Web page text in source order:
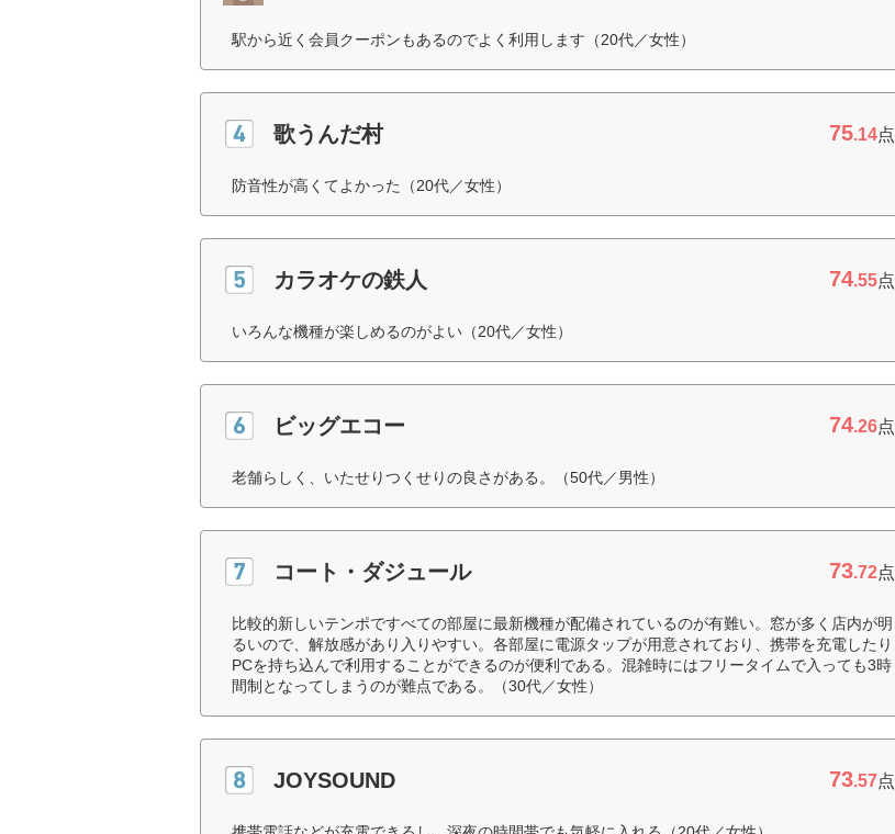
駅から近く会員クーポンもあるのでよく利用します（20代／女性）
歌うんだ村 75.14点
防音性が高くてよかった（20代／女性）
カラオケの鉄人 74.55点
いろんな機種が楽しめるのがよい（20代／女性）
ビッグエコー 74.26点
老舗らしく、いたせりつくせりの良さがある。（50代／男性）
コート・ダジュール 73.72点
比較的新しいテンポですべての部屋に最新機種が配備されているのが有難い。窓が多く店内が明
るいので、解放感があり入りやすい。各部屋に電源タップが用意されており、携帯を充電したり
PCを持ち込んで利用することができるのが便利である。混雑時にはフリータイムで入っても3時
間制となってしまうのが難点である。（30代／女性）
JOYSOUND 73.57点